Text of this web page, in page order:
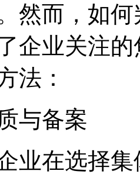
然而，如
企业关注
法：
与备案
业在选择